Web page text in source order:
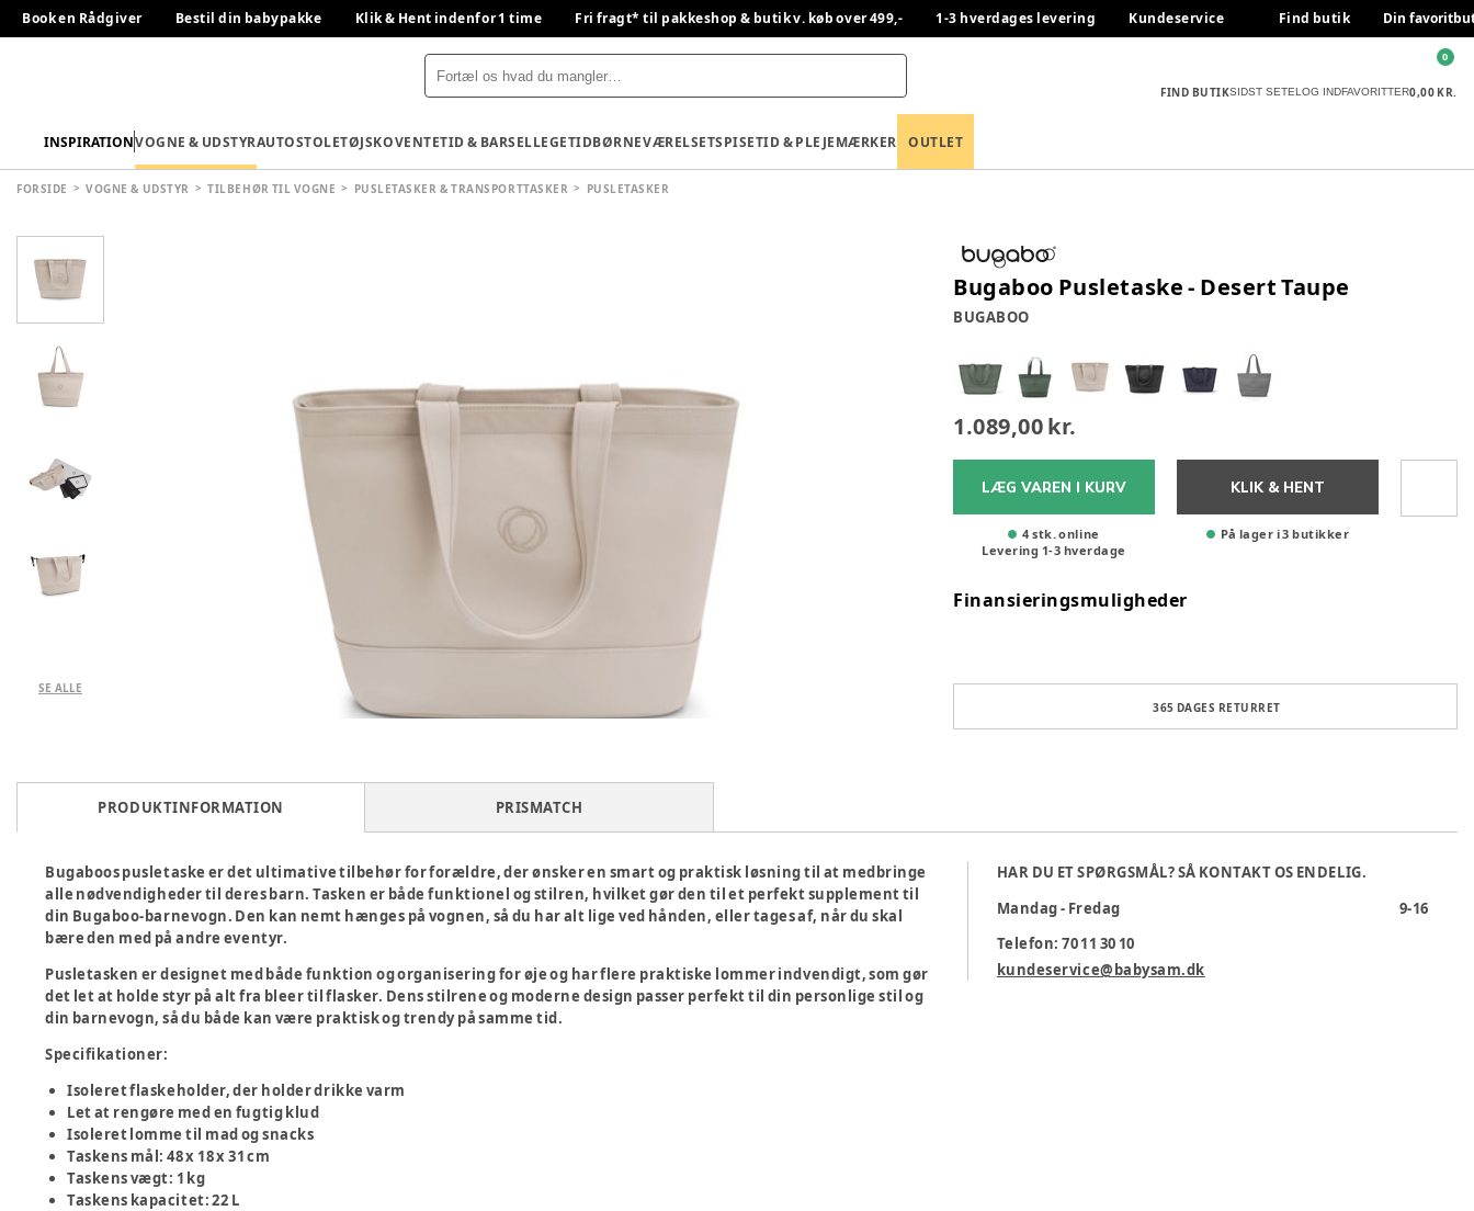
Book en Rådgiver Bestil din babypakke Klik & Hent indenfor 1 time Fri fragt* til pakkeshop & butik v. køb over 499,- 1-3 hverdages levering Kundeservice Find butik Din
FIND BUTIKSIDST SETELOG INDFAVORITTER0,00 KR.
0
INSPIRATIONVOGNE & UDSTYRAUTOSTOLETØJSKOVENTETID & BARSELLEGETIDBØRNEVÆRELSETSPISETID & PLEJEMÆRKER OUTLET
FORSIDE VOGNE & UDSTYR TILBEHØR TIL VOGNE PUSLETASKER & TRANSPORTTASKER PUSLETASKER
SE ALLE
Bugaboo Pusletaske - Desert Taupe
BUGABOO
1.089,00 kr.
LÆG VAREN I KURV
4 stk. online
Levering 1-3 hverdage
KLIK & HENT
På lager i 3 butikker
Finansieringsmuligheder
365 DAGES RETURRET
PRODUKTINFORMATION PRISMATCH
Bugaboos pusletaske er det ultimative tilbehør for forældre, der ønsker en smart og praktisk løsning til at medbringe
alle nødvendigheder til deres barn. Tasken er både funktionel og stilren, hvilket gør den til et perfekt supplement til
din Bugaboo-barnevogn. Den kan nemt hænges på vognen, så du har alt lige ved hånden, eller tages af, når du skal
bære den med på andre eventyr.
Pusletasken er designet med både funktion og organisering for øje og har flere praktiske lommer indvendigt, som gør
det let at holde styr på alt fra bleer til flasker. Dens stilrene og moderne design passer perfekt til din personlige stil og
din barnevogn, så du både kan være praktisk og trendy på samme tid.
Specifikationer:
Isoleret flaskeholder, der holder drikke varm
Let at rengøre med en fugtig klud
Isoleret lomme til mad og snacks
Taskens mål: 48 x 18 x 31 cm
Taskens vægt: 1 kg
Taskens kapacitet: 22 L
HAR DU ET SPØRGSMÅL? SÅ KONTAKT OS ENDELIG.
Mandag - Fredag
9-16
Telefon: 70 11 30 10
kundeservice@babysam.dk